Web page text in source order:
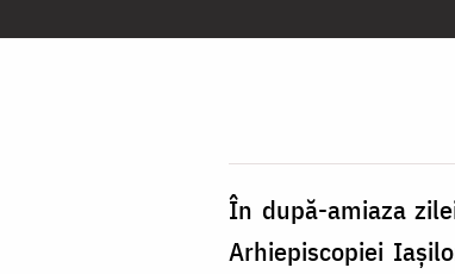
În după-amiaza
Arhiepiscopiei